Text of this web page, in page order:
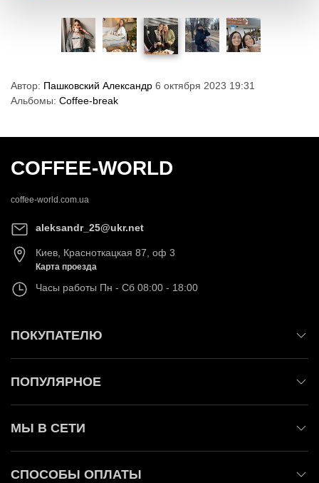
Автор: Пашковский Александр 6 октября 2023 19:31
Альбомы: Coffee-break
COFFEE-WORLD
coffee-world.com.ua
aleksandr_25@ukr.net
Киев, Красноткацкая 87, оф 3
Карта проезда
Часы работы Пн - Сб 08:00 - 18:00
ПОКУПАТЕЛЮ
ПОПУЛЯРНОЕ
МЫ В СЕТИ
СПОСОБЫ ОПЛАТЫ